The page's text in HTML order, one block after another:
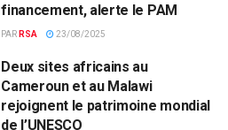
financement, alerte le PAM
PAR RSA 23/08/2025
Deux sites africains au
Cameroun et au Malawi
rejoignent le patrimoine mondial
de l’UNESCO